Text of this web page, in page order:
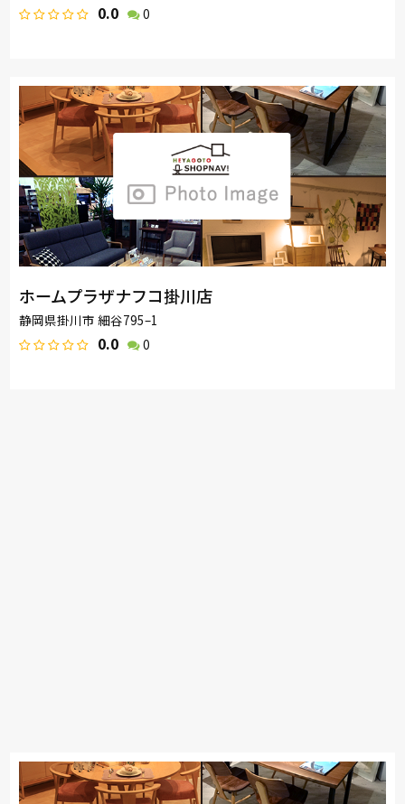
0.0 0
ホームプラザナフコ掛川店
静岡県掛川市 細谷795–1
0.0 0